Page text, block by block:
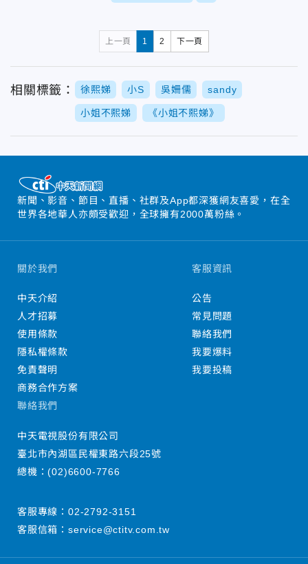
上一頁 1 2 下一頁
相關標籤： 徐熙娣 小S 吳姍儒 sandy
小姐不熙娣 《小姐不熙娣》
新聞、影音、節目、直播、社群及App都深獲網友喜愛，在全
世界各地華人亦頗受歡迎，全球擁有2000萬粉絲。
關於我們
中天介紹
人才招募
使用條款
隱私權條款
免責聲明
商務合作方案
客服資訊
公告
常見問題
聯絡我們
我要爆料
我要投稿
聯絡我們
中天電視股份有限公司
臺北市內湖區民權東路六段25號
總機：(02)6600-7766
客服專線： 02-2792-3151
客服信箱： service@ctitv.com.tw